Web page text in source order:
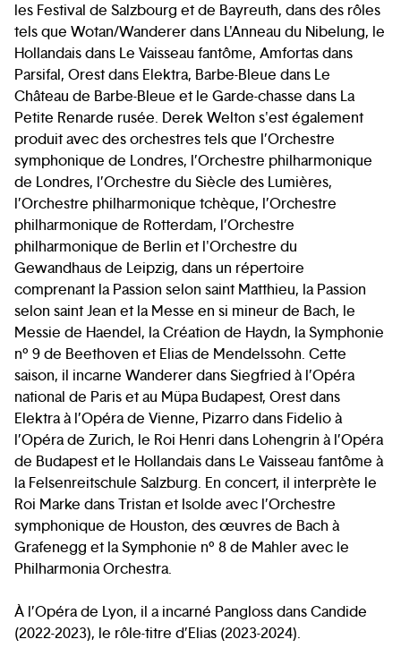
les Festival de Salzbourg et de Bayreuth, dans des rôles
tels que Wotan/Wanderer dans L'Anneau du Nibelung, le
Hollandais dans Le Vaisseau fantôme, Amfortas dans
Parsifal, Orest dans Elektra, Barbe-Bleue dans Le
Château de Barbe-Bleue et le Garde-chasse dans La
Petite Renarde rusée. Derek Welton s'est également
produit avec des orchestres tels que l’Orchestre
symphonique de Londres, l’Orchestre philharmonique
de Londres, l’Orchestre du Siècle des Lumières,
l’Orchestre philharmonique tchèque, l’Orchestre
philharmonique de Rotterdam, l’Orchestre
philharmonique de Berlin et l'Orchestre du
Gewandhaus de Leipzig, dans un répertoire
comprenant la Passion selon saint Matthieu, la Passion
selon saint Jean et la Messe en si mineur de Bach, le
Messie de Haendel, la Création de Haydn, la Symphonie
n° 9 de Beethoven et Elias de Mendelssohn. Cette
saison, il incarne Wanderer dans Siegfried à l’Opéra
national de Paris et au Müpa Budapest, Orest dans
Elektra à l’Opéra de Vienne, Pizarro dans Fidelio à
l’Opéra de Zurich, le Roi Henri dans Lohengrin à l’Opéra
de Budapest et le Hollandais dans Le Vaisseau fantôme à
la Felsenreitschule Salzburg. En concert, il interprète le
Roi Marke dans Tristan et Isolde avec l’Orchestre
symphonique de Houston, des œuvres de Bach à
Grafenegg et la Symphonie n° 8 de Mahler avec le
Philharmonia Orchestra.
À l’Opéra de Lyon, il a incarné Pangloss dans Candide
(2022-2023), le rôle-titre d’Elias (2023-2024).